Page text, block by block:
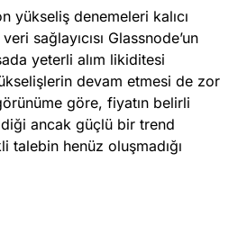
yükseliş denemeleri kalıcı
sağlayıcısı Glassnode’un
yeterli alım likiditesi
devam etmesi de zor
göre, fiyatın belirli
ancak güçlü bir trend
talebin henüz oluşmadığı